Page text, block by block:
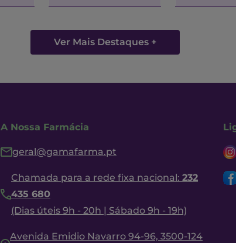
Ver Mais Destaques +
A Nossa Farmácia
geral@gamafarma.pt
Chamada para a rede fixa nacional: 232
435 680
(Dias úteis 9h - 20h | Sábado 9h - 19h)
Avenida Emidio Navarro 94-96, 3500-124